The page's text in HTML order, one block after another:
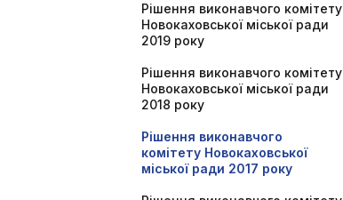
Рішення виконавчого комітету
Новокаховської міської ради
2019 року
Рішення виконавчого комітету
Новокаховської міської ради
2018 року
Рішення виконавчого
комітету Новокаховської
міської ради 2017 року